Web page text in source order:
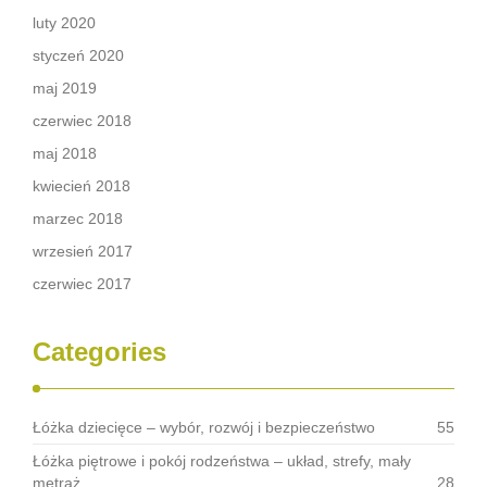
luty 2020
styczeń 2020
maj 2019
czerwiec 2018
maj 2018
kwiecień 2018
marzec 2018
wrzesień 2017
czerwiec 2017
Categories
Łóżka dziecięce – wybór, rozwój i bezpieczeństwo
55
Łóżka piętrowe i pokój rodzeństwa – układ, strefy, mały
metraż
28